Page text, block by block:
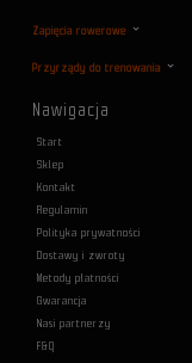
Zapięcia rowerowe
Przyrządy do trenowania
Nawigacja
Start
Sklep
Kontakt
Regulamin
Polityka prywatności
Dostawy i zwroty
Metody płatności
Gwarancja
Nasi partnerzy
F&Q